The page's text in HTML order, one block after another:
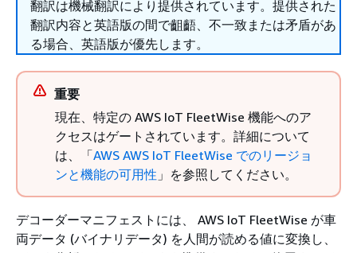
翻訳は機械翻訳により提供されています。提供された
翻訳内容と英語版の間で齟齬、不一致または矛盾があ
る場合、英語版が優先します。
重要
現在、特定の AWS IoT FleetWise 機能へのア
クセスはゲートされています。詳細について
は、「AWS AWS IoT FleetWise でのリージョ
ンと機能の可用性 」を参照してください。
デコーダーマニフェストには、 AWS IoT FleetWise が車
両データ (バイナリデータ) を人間が読める値に変換し、